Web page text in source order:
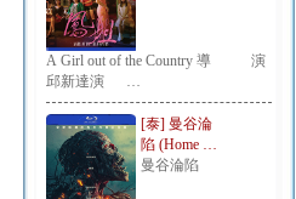
A Girl out of the Country 導 演：
邱新達演 …
[泰] 曼谷淪
陷 (Home …
曼谷淪陷